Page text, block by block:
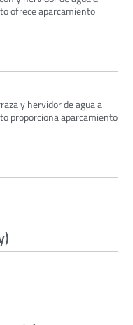
ofrece aparcamiento
y hervidor de agua a
proporciona aparcamiento